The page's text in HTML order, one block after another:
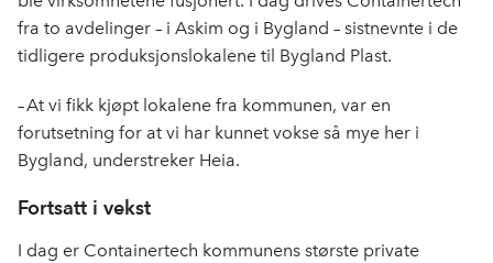
fra to avdelinger – i Askim og i Bygland – sistnevnte i de
tidligere produksjonslokalene til Bygland Plast.
– At vi fikk kjøpt lokalene fra kommunen, var en
forutsetning for at vi har kunnet vokse så mye her i
Bygland, understreker Heia.
Fortsatt i vekst
I dag er Containertech kommunens største private